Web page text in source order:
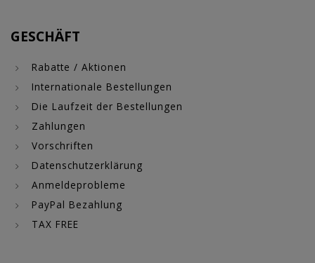
GESCHÄFT
Rabatte / Aktionen
Internationale Bestellungen
Die Laufzeit der Bestellungen
Zahlungen
Vorschriften
Datenschutzerklärung
Anmeldeprobleme
PayPal Bezahlung
TAX FREE